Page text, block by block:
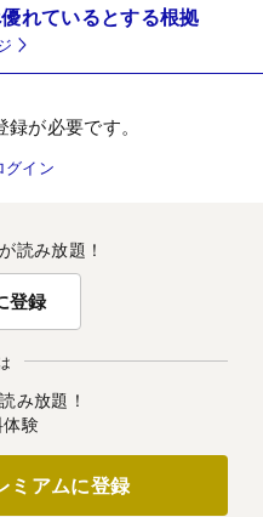
れているとする根拠
が必要です。
グイン
読み放題！
登録
み放題！
験
ミアムに登録